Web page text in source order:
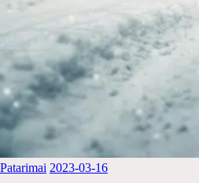
Patarimai 2023-03-16